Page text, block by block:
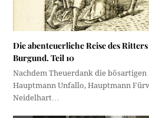
Die abenteuerliche Reise des
Burgund. Teil 10
Nachdem Theuerdank die
Hauptmann Unfallo, Hauptmann
Neidelhart…